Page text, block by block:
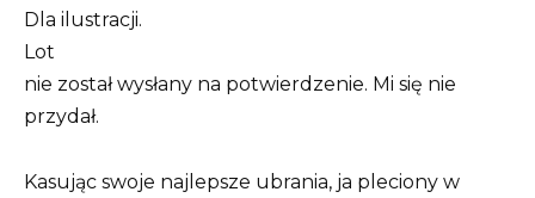
Dla ilustracji.
Lot
nie został wysłany na potwierdzenie. Mi się nie
przydał.
Kasując swoje najlepsze ubrania, ja pleciony w